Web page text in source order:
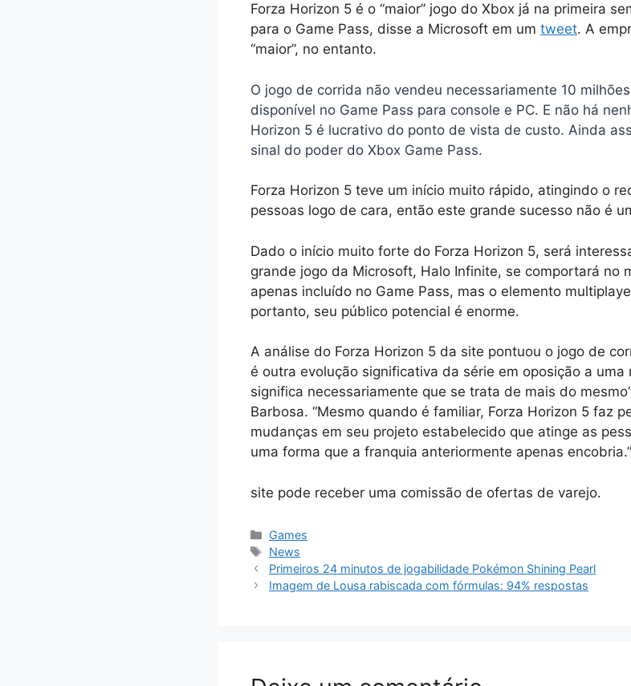
Forza Horizon 5 é o “maior” jogo do Xbox já na primeira
para o Game Pass, disse a Microsoft em um tweet. A
“maior”, no entanto.
O jogo de corrida não vendeu necessariamente 10
disponível no Game Pass para console e PC. E não há
Horizon 5 é lucrativo do ponto de vista de custo. Ainda
sinal do poder do Xbox Game Pass.
Forza Horizon 5 teve um início muito rápido, atingindo o
pessoas logo de cara, então este grande sucesso não é
Dado o início muito forte do Forza Horizon 5, será
grande jogo da Microsoft, Halo Infinite, se comportará no
apenas incluído no Game Pass, mas o elemento
portanto, seu público potencial é enorme.
A análise do Forza Horizon 5 da site pontuou o jogo de
é outra evolução significativa da série em oposição a uma
significa necessariamente que se trata de mais do
Barbosa. “Mesmo quando é familiar, Forza Horizon 5 faz
mudanças em seu projeto estabelecido que atinge as
uma forma que a franquia anteriormente apenas encobria.”
site pode receber uma comissão de ofertas de varejo.
Categorias
Games
Tags
News
Primeiros 24 minutos de jogabilidade Pokémon Shining Pearl
Imagem de Lousa rabiscada com fórmulas: 94% respostas